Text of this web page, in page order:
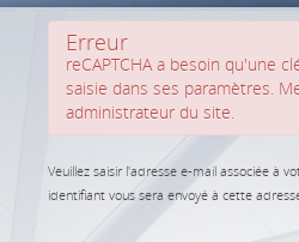
Erreur
reCAPTCHA a besoin qu'une
saisie dans ses paramètres.
administrateur du site.
Veuillez saisir l'adresse e-mail associée à
identifiant vous sera envoyé à cette